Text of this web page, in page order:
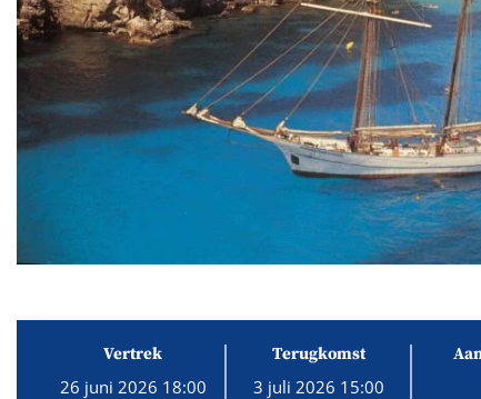
Vertrek
26 juni 2026 18:00
Terugkomst
3 juli 2026 15:00